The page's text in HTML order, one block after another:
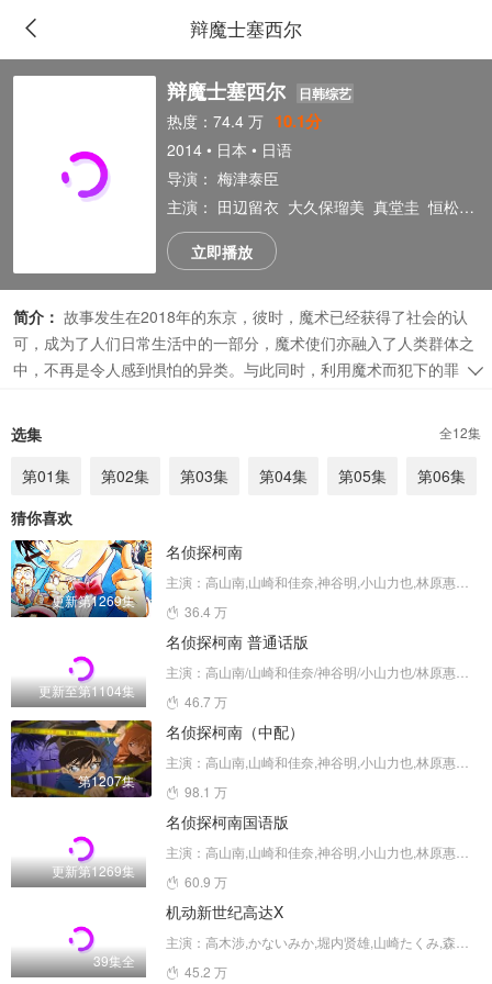
辩魔士塞西尔
辩魔士塞西尔 日韩综艺
热度：74.4 万 10.1分
2014 • 日本 • 日语
导演： 梅津泰臣
主演： 田辺留衣 大久保瑠美 真堂圭 恒松步
立即播放
简介： 故事发生在2018年的东京，彼时，魔术已经获得了社会的认
可，成为了人们日常生活中的一部分，魔术使们亦融入了人类群体之
中，不再是令人感到惧怕的异类。与此同时，利用魔术而犯下的罪案
为“魔弁士”。 蝴蝶法律事务所拥有着一批业内最优秀和最正直的
魔弁士。年纪轻轻却前途无量的须藤圣知（田边留依 配音）、崇尚法
治和纪律，外冷内热的穂樽夏菜（真堂圭 配音）、个性开朗略显轻浮
选集 全12集
第01集 第02集 第03集 第04集 第05集
第06集
猜你喜欢
更新第1269集
名侦探柯南
36.4 万
更新至第1104集
名侦探柯南 普通话版
46.7 万
第1207集
名侦探柯南（中配）
98.1 万
更新第1269集
名侦探柯南国语版
60.9 万
39集全
机动新世纪高达X
45.2 万